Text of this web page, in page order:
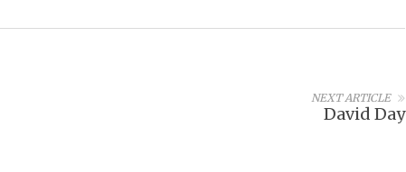
NEXT ARTICLE
David Day